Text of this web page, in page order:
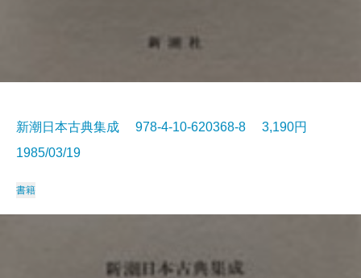
新潮日本古典集成 978-4-10-620368-8 3,190円
1985/03/19
書籍